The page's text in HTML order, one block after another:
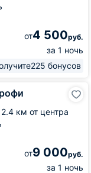
от4 500руб.
за 1 ночь
225 бонусов
2.4 км от центра
от9 000руб.
за 1 ночь